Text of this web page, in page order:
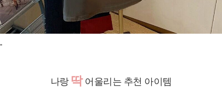
"
나랑 딱어울리는 추천 아이템